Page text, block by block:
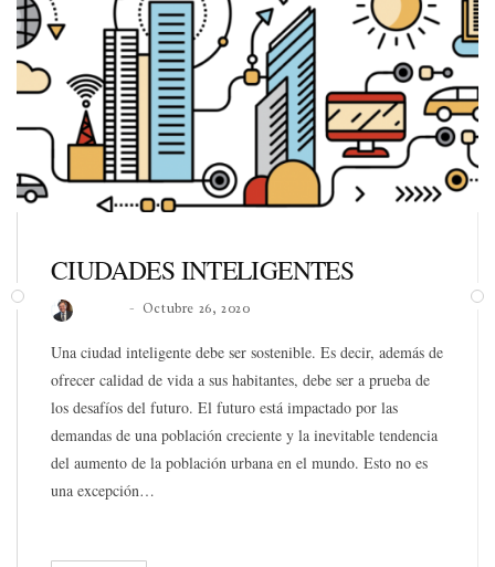
CIUDADES INTELIGENTES
Octubre 26, 2020
Una ciudad inteligente debe ser sostenible. Es decir, además de
ofrecer calidad de vida a sus habitantes, debe ser a prueba de
los desafíos del futuro. El futuro está impactado por las
demandas de una población creciente y la inevitable tendencia
del aumento de la población urbana en el mundo. Esto no es
una excepción…